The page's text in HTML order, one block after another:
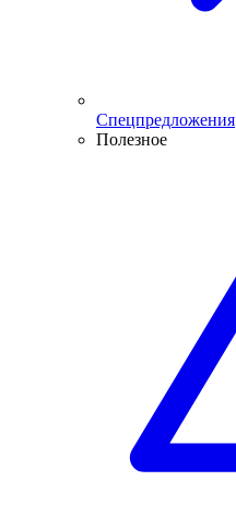
Спецпредложения
Полезное